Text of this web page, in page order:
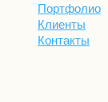
Портфолио
Клиенты
Контакты